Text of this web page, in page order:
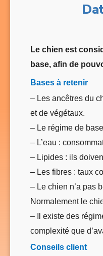
Le chien est
base, afin de
Bases à retenir
– Les ancêtres du
et de végétaux.
– Le régime de
– L’eau :
– Lipides : ils
– Les fibres : taux
– Le chien n’a pas
Normalement le
– Il existe des
complexité que
Conseils client